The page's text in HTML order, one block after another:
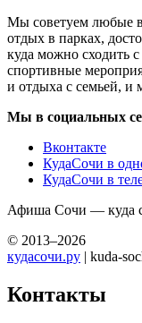
Мы советуем любые
отдых в парках,
куда можно сходить
спортивные
и отдыха с семьей, и
Мы в социальных
Вконтакте
КудаСочи в
КудаСочи в
Афиша Сочи — куда
© 2013–2026
кудасочи.ру | kuda-
Контакты